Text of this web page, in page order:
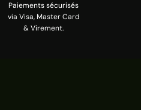
Paiements sécurisés
via Visa, Master Card
& Virement.